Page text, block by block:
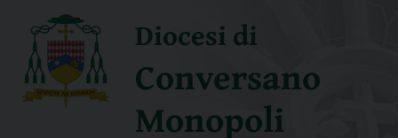
content
Diocesi di
Conversano
Monopoli